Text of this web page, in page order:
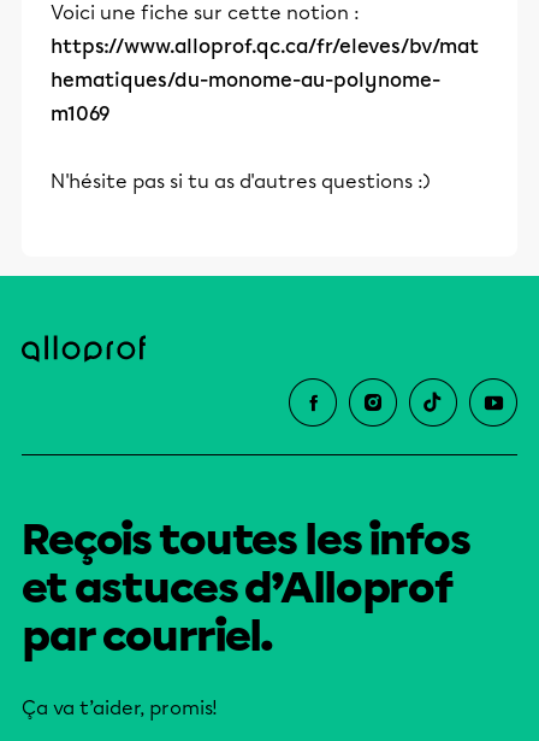
Voici une fiche sur cette notion :
https://www.alloprof.qc.ca/fr/eleves/bv/mat
hematiques/du-monome-au-polynome-
m1069
N'hésite pas si tu as d'autres questions :)
Reçois toutes les infos
et astuces d’Alloprof
par courriel.
Ça va t’aider, promis!